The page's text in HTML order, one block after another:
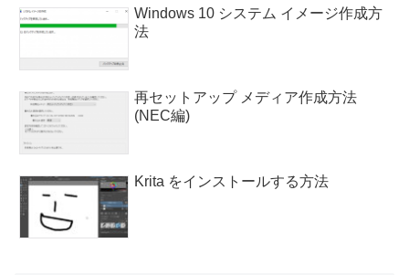
Windows 10 システム イメージ作成方
法
再セットアップ メディア作成方法
(NEC編)
Krita をインストールする方法